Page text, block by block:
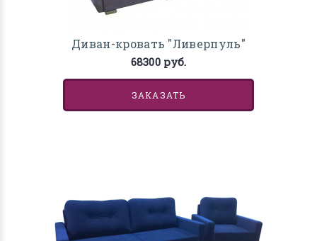
Диван-кровать "Ливерпуль"
68300 руб.
ЗАКАЗАТЬ